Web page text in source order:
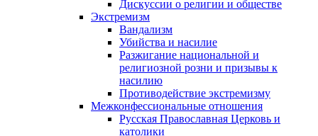
Дискуссии о религии и обществе
Экстремизм
Вандализм
Убийства и насилие
Разжигание национальной и
религиозной розни и призывы к
насилию
Противодействие экстремизму
Межконфессиональные отношения
Русская Православная Церковь и
католики